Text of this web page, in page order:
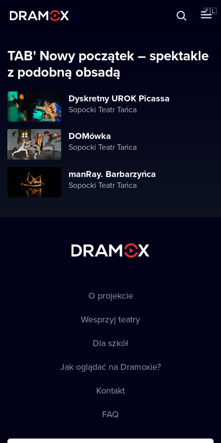
🇵🇱
Zarejestruj się
TAB' Nowy początek – spektakle
z podobną obsadą
Dyskretny UROK Picassa
Sopocki Teatr Tańca
DOMówka
Sopocki Teatr Tańca
manRay. Barbarzyńca
Sopocki Teatr Tańca
O projekcie
Wesprzyj teatry
Dla szkół
Jak oglądać na Dramoxie?
Kontakt
FAQ